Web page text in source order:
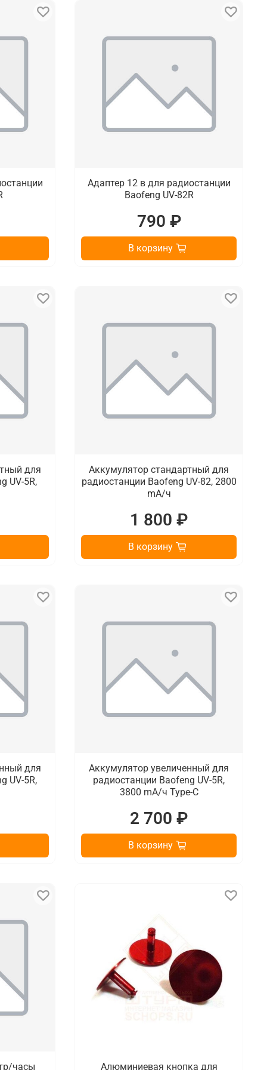
Адаптер 12 в для радиостанции
Baofeng UV-82R
790 ₽
В корзину
для
UV-5R,
Аккумулятор стандартный для
радиостанции Baofeng UV-82, 2800
mA/ч
1 800 ₽
В корзину
для
UV-5R,
Аккумулятор увеличенный для
радиостанции Baofeng UV-5R,
3800 mA/ч Type-C
2 700 ₽
В корзину
часы Алюминиевая кнопка для